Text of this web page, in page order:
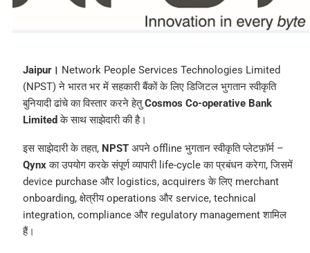
Jaipur। Network People Services Technologies Limited
(NPST) ने भारत भर में सहकारी बैंकों के लिए डिजिटल भुगतान स्वीकृति
बुनियादी ढांचे का विस्तार करने हेतुCosmos Co-operative Bank
Limited के साथ साझेदारी की है।
इस साझेदारी के तहत, NPSTअपने offline भुगतान स्वीकृति प्लेटफ़ॉर्म –
Qynxका उपयोग करके संपूर्ण व्यापारी life-cycle का प्रबंधन करेगा, जिसमें
device purchase और logistics, acquirers के लिए merchant
onboarding, क्षेत्रीय operations और service, technical
integration, compliance और regulatory management शामिल
हैं।